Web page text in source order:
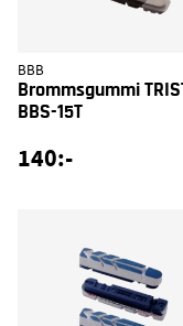
BBB
Brommsgummi
BBS-15T
140:-